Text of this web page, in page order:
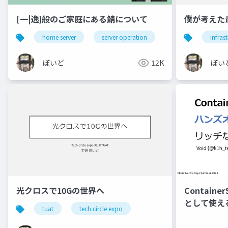
[一|逸]般のご家庭にある鯖について
home server server operation network
ぼいど 12K
僕が考えた
ぼい
光クロスで10Gの世界へ
tuat tech circle expo
として使